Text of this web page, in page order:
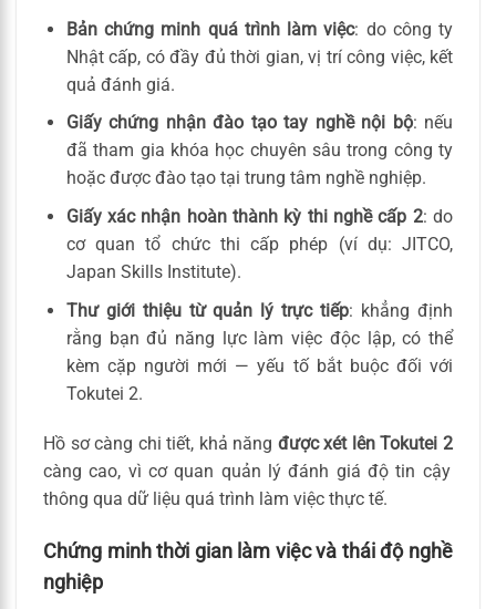
Bản chứng minh quá trình làm việc: do công ty
Nhật cấp, có đầy đủ thời gian, vị trí công việc, kết
quả đánh giá.
Giấy chứng nhận đào tạo tay nghề nội bộ: nếu
đã tham gia khóa học chuyên sâu trong công ty
hoặc được đào tạo tại trung tâm nghề nghiệp.
Giấy xác nhận hoàn thành kỳ thi nghề cấp 2: do
cơ quan tổ chức thi cấp phép (ví dụ: JITCO,
Japan Skills Institute).
Thư giới thiệu từ quản lý trực tiếp: khẳng định
rằng bạn đủ năng lực làm việc độc lập, có thể
kèm cặp người mới — yếu tố bắt buộc đối với
Tokutei 2.
Hồ sơ càng chi tiết, khả năng được xét lên Tokutei 2
càng cao, vì cơ quan quản lý đánh giá độ tin cậy
thông qua dữ liệu quá trình làm việc thực tế.
Chứng minh thời gian làm việc và thái độ nghề
nghiệp